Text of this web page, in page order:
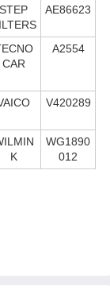
STEP
AE86623
CAR
A2554
V420289
K
WG1890
012